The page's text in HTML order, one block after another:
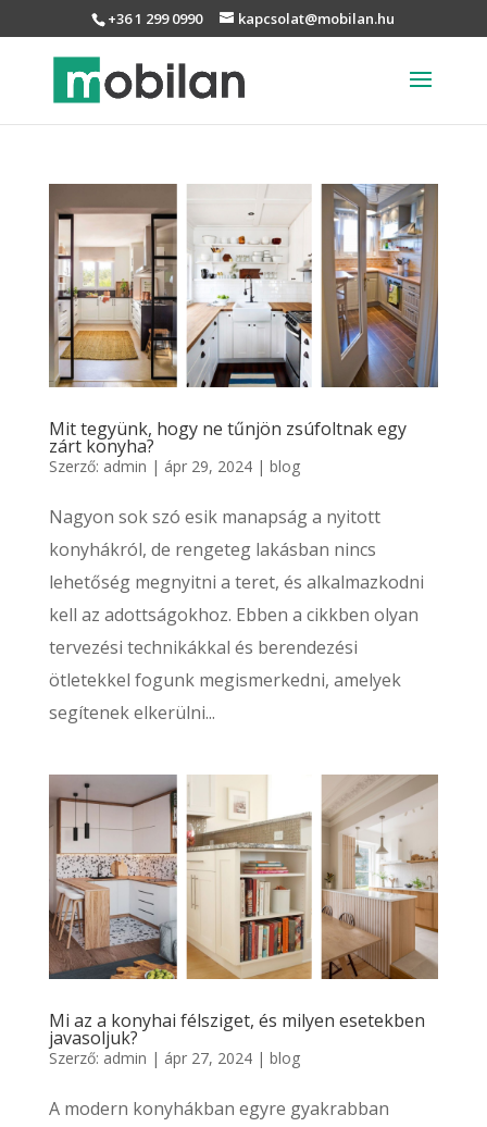
+36 1 299 0990 kapcsolat@mobilan.hu
Mit tegyünk, hogy ne tűnjön zsúfoltnak egy
zárt konyha?
Szerző: admin | ápr 29, 2024| blog
Nagyon sok szó esik manapság a nyitott
konyhákról, de rengeteg lakásban nincs
lehetőség megnyitni a teret, és alkalmazkodni
kell az adottságokhoz. Ebben a cikkben olyan
tervezési technikákkal és berendezési
ötletekkel fogunk megismerkedni, amelyek
segítenek elkerülni...
Mi az a konyhai félsziget, és milyen esetekben
javasoljuk?
Szerző: admin | ápr 27, 2024| blog
A modern konyhákban egyre gyakrabban